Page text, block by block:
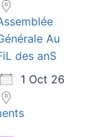
Au
des anS
1 Oct 26